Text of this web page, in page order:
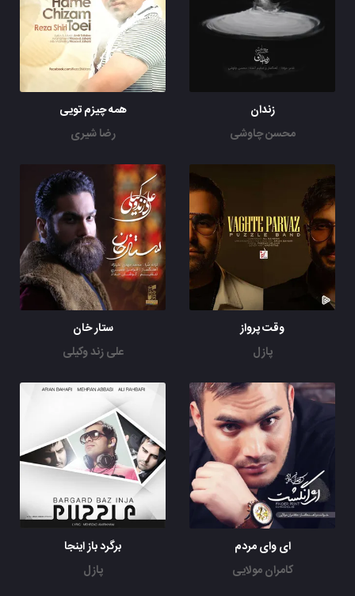
زندان
محسن چاوشی
همه چیزم تویی
رضا شیری
وقت پرواز
پازل
ستار خان
علی زند وکیلی
ای وای مردم
کامران مولایی
برگرد باز اینجا
پازل